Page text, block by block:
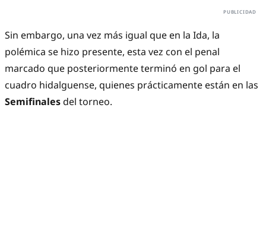
Sin embargo, una vez más igual que en la Ida, la
polémica se hizo presente, esta vez con el penal
marcado que posteriormente terminó en gol para el
cuadro hidalguense, quienes prácticamente están en las
Semifinalesdel torneo.